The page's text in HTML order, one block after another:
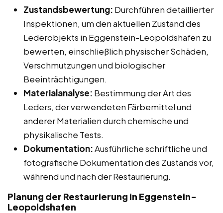
Zustandsbewertung: Durchführen detaillierter
Inspektionen, um den aktuellen Zustand des
Lederobjekts in Eggenstein-Leopoldshafen zu
bewerten, einschließlich physischer Schäden,
Verschmutzungen und biologischer
Beeinträchtigungen.
Materialanalyse: Bestimmung der Art des
Leders, der verwendeten Färbemittel und
anderer Materialien durch chemische und
physikalische Tests.
Dokumentation:Ausführliche schriftliche und
fotografische Dokumentation des Zustands vor,
während und nach der Restaurierung.
Planung der Restaurierung in Eggenstein-
Leopoldshafen